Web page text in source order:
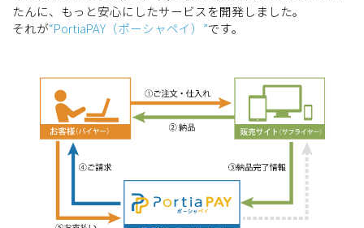
たんに、もっと安心にしたサービスを開発しました。
それが“PortiaPAY（ポーシャペイ）”です。